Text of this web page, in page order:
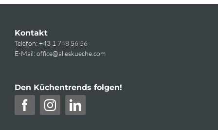
Kontakt
Telefon:+43 1 748 56 56
E-Mail:office@alleskueche.com
Den Küchentrends folgen!